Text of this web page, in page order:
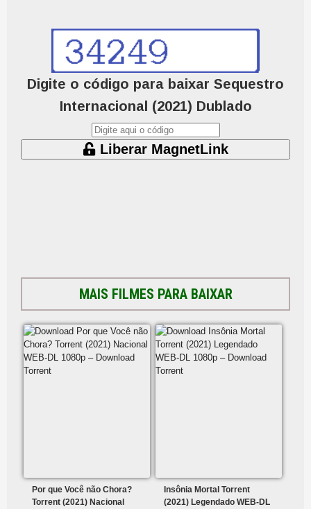
Digite o código para baixar Sequestro
Internacional (2021) Dublado
Liberar MagnetLink
MAIS FILMES PARA BAIXAR
Por que Você não Chora?
Torrent (2021) Nacional
Insônia Mortal Torrent
(2021) Legendado WEB-DL